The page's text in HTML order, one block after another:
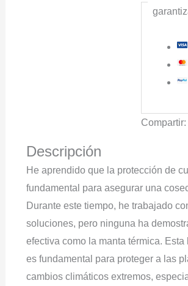
cantidad
Compartir:
Descripción
He aprendido que la protección de
fundamental para asegurar una
Durante este tiempo, he trabajado
soluciones, pero ninguna ha
efectiva como la manta térmica. Esta
es fundamental para proteger a las
cambios climáticos extremos,